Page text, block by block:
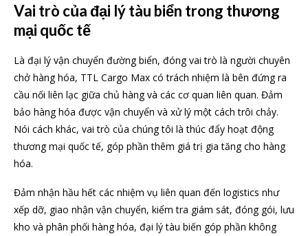
Vai trò của đại lý tàu biển trong thương
mại quốc tế
Là đại lý vận chuyển đường biển, đóng vai trò là người chuyên
chở hàng hóa, TTL Cargo Max có trách nhiệm là bên đứng ra
cầu nối liên lạc giữa chủ hàng và các cơ quan liên quan. Đảm
bảo hàng hóa được vận chuyển và xử lý một cách trôi chảy.
Nói cách khác, vai trò của chúng tôi là thúc đẩy hoạt động
thương mại quốc tế, góp phần thêm giá trị gia tăng cho hàng
hóa.
Đảm nhận hầu hết các nhiệm vụ liên quan đến logistics như
xếp dỡ, giao nhận vận chuyển, kiểm tra giám sát, đóng gói, lưu
kho và phân phối hàng hóa, đại lý tàu biến góp phần không